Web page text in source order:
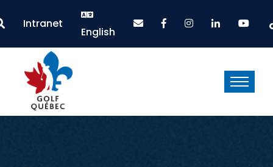
Intranet
English